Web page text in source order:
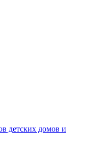
детских домов и